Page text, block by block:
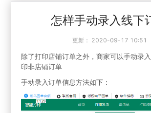
怎样手动录入线下
更新： 2020-09-17 10:51
除了打印店铺订单之外，商家可以手动录
印非店铺订单
手动录入订单信息方法如下：